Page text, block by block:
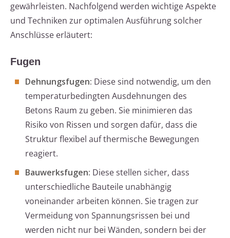
gewährleisten. Nachfolgend werden wichtige Aspekte
und Techniken zur optimalen Ausführung solcher
Anschlüsse erläutert:
Fugen
Dehnungsfugen: Diese sind notwendig, um den
temperaturbedingten Ausdehnungen des
Betons Raum zu geben. Sie minimieren das
Risiko von Rissen und sorgen dafür, dass die
Struktur flexibel auf thermische Bewegungen
reagiert.
Bauwerksfugen: Diese stellen sicher, dass
unterschiedliche Bauteile unabhängig
voneinander arbeiten können. Sie tragen zur
Vermeidung von Spannungsrissen bei und
werden nicht nur bei Wänden, sondern bei der